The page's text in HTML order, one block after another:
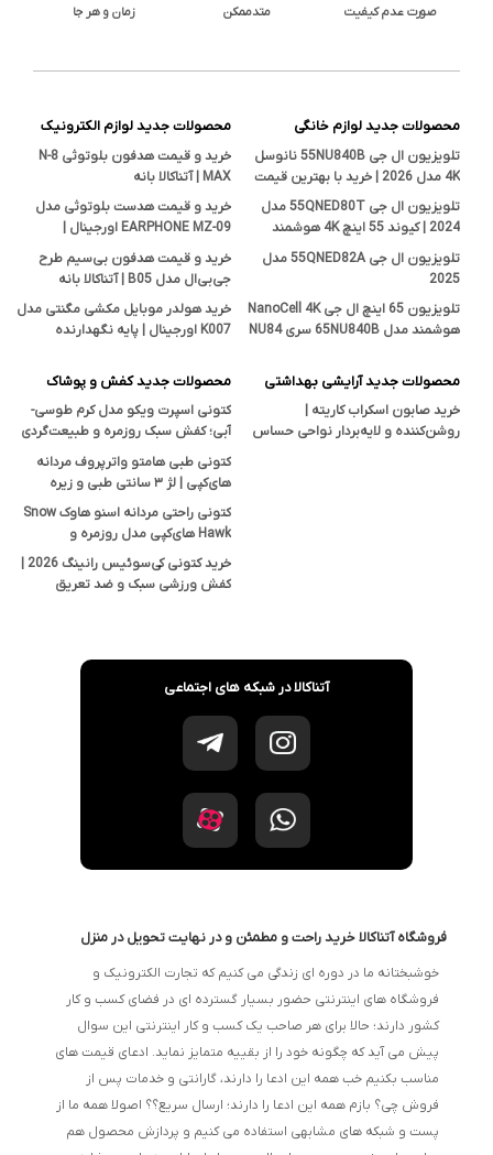
صورت عدم کیفیت
متدممکن
زمان و هر جا
محصولات جدید لوازم خانگی
تلویزیون ال جی 55NU840B نانوسل
4K مدل 2026 | خرید با بهترین قیمت
تلویزیون ال جی 55QNED80T مدل
2024 | کیوند 55 اینچ 4K هوشمند
اصل
تلویزیون ال جی 55QNED82A مدل
2025
تلویزیون 65 اینچ ال جی NanoCell 4K
هوشمند مدل 65NU840B سری NU84
محصولات جدید لوازم الکترونیک
خرید و قیمت هدفون بلوتوثی N-8
MAX | آتناکالا بانه
خرید و قیمت هدست بلوتوثی مدل
EARPHONE MZ-09 اورجینال |
فروشگاه آتناکالا بانه
خرید و قیمت هدفون بی‌سیم طرح
جی‌بی‌ال مدل B05 | آتناکالا بانه
خرید هولدر موبایل مکشی مگنتی مدل
K007 اورجینال | پایه نگهدارنده
محصولات جدید آرایشی بهداشتی
خرید صابون اسکراب کاریته |
روشن‌کننده و لایه‌بردار نواحی حساس
محصولات جدید کفش و پوشاک
کتونی اسپرت ویکو مدل کرم طوسی-
آبی؛ کفش سبک روزمره و طبیعت‌گردی
با زیره TPU
کتونی طبی هامتو واترپروف مردانه
های‌کپی | لژ ۳ سانتی طبی و زیره
ضدلغزش
کتونی راحتی مردانه اسنو هاوک Snow
Hawk های‌کپی مدل روزمره و
پیاده‌روی
کفش ورزشی سبک و ضد تعریق
آتناکالا در شبکه های اجتماعی
فروشگاه آتناکالا خرید راحت و مطمئن و در نهایت تحویل در منزل
خوشبختانه ما در دوره ای زندگی می کنیم که تجارت الکترونیک و
فروشگاه های اینترنتی حضور بسیار گسترده ای در فضای کسب و کار
کشور دارند؛ حالا برای هر صاحب یک کسب و کار اینترنتی این سوال
پیش می آید که چگونه خود را از بقییه متمایز نماید. ادعای قیمت های
مناسب بکنیم خب همه این ادعا را دارند، گارانتی و خدمات پس از
فروش چی؟ بازم همه این ادعا را دارند؛ ارسال سریع؟؟ اصولا همه ما از
پست و شبکه های مشابهی استفاده می کنیم و پردازش محصول هم